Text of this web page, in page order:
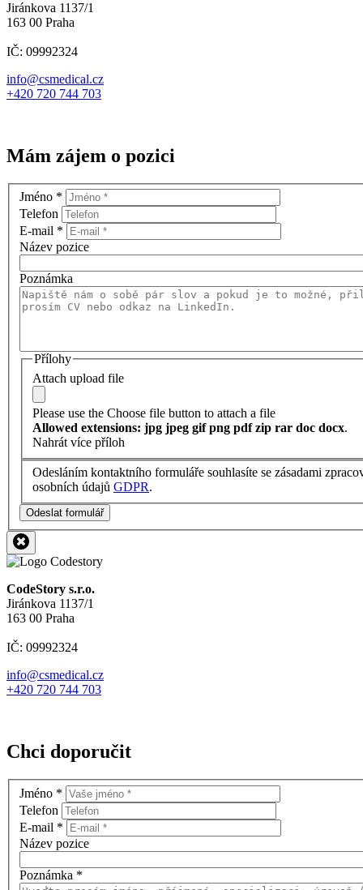
Jiránkova 1137/1
163 00 Praha
IČ: 09992324
info@csmedical.cz
+420 720 744 703
Mám zájem o pozici
Jméno *
Telefon
E-mail *
Název pozice
Poznámka
Přílohy
Attach upload file
Please use the Choose file button to attach a file
Allowed extensions: jpg jpeg gif png pdf zip rar doc docx.
Nahrát více příloh
Odesláním kontaktního formuláře souhlasíte se zásadami
osobních údajů GDPR.
Odeslat formulář
CodeStory s.r.o.
Jiránkova 1137/1
163 00 Praha
IČ: 09992324
info@csmedical.cz
+420 720 744 703
Chci doporučit
Jméno *
Telefon
E-mail *
Název pozice
Poznámka *